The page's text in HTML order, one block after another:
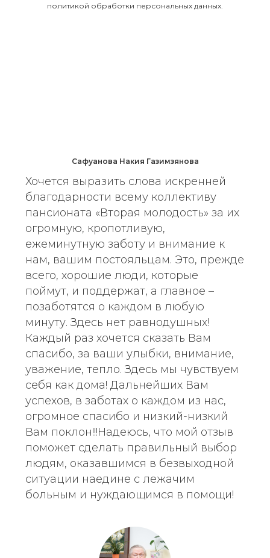
политикой обработки персональных данных.
Сафуанова Накия Газимзянова
Хочется выразить слова искренней
благодарности всему коллективу
пансионата «Вторая молодость» за их
огромную, кропотливую,
ежеминутную заботу и внимание к
нам, вашим постояльцам. Это, прежде
всего, хорошие люди, которые
поймут, и поддержат, а главное –
позаботятся о каждом в любую
минуту. Здесь нет равнодушных!
Каждый раз хочется сказать Вам
спасибо, за ваши улыбки, внимание,
уважение, тепло. Здесь мы чувствуем
себя как дома! Дальнейших Вам
успехов, в заботах о каждом из нас,
огромное спасибо и низкий-низкий
Вам поклон!!!Надеюсь, что мой отзыв
поможет сделать правильный выбор
людям, оказавшимся в безвыходной
ситуации наедине с лежачим
больным и нуждающимся в помощи!